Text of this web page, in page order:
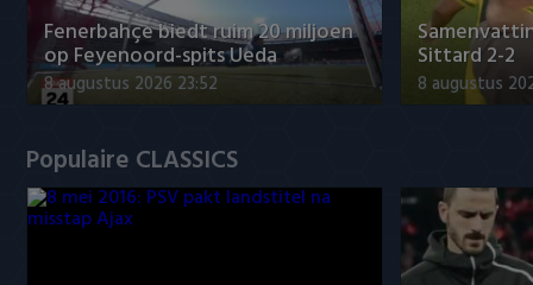
Fenerbahçe biedt ruim 20 miljoen
op Feyenoord-spits Ueda
8 augustus 2026 23:52
Sittard 2-2
8 augustus
Populaire CLASSICS